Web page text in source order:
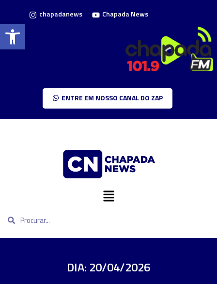
Barra de Ferramentas Aberta
chapadanews Chapada News
ENTRE EM NOSSO CANAL DO ZAP
DIA: 20/04/2026